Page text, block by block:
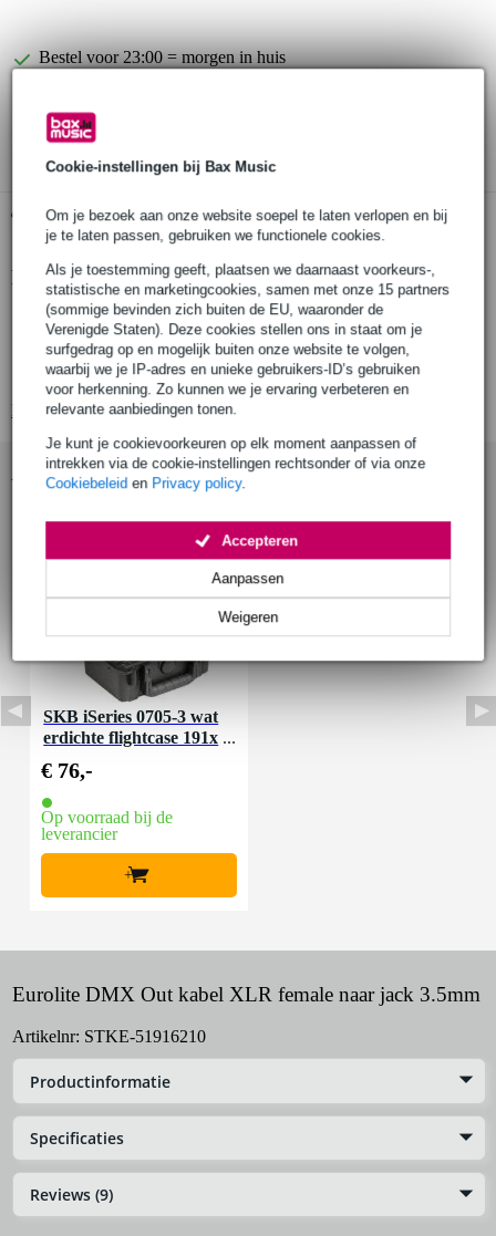
Cookie-instellingen bij Bax Music
Om je bezoek aan onze website soepel te laten verlopen en bij
je te laten passen, gebruiken we functionele cookies.
Als je toestemming geeft, plaatsen we daarnaast voorkeurs-,
statistische en marketingcookies, samen met onze 15 partners
(sommige bevinden zich buiten de EU, waaronder de
Verenigde Staten). Deze cookies stellen ons in staat om je
surfgedrag op en mogelijk buiten onze website te volgen,
waarbij we je IP-adres en unieke gebruikers-ID’s gebruiken
voor herkenning. Zo kunnen we je ervaring verbeteren en
relevante aanbiedingen tonen.
Je kunt je cookievoorkeuren op elk moment aanpassen of
intrekken via de cookie-instellingen rechtsonder of via onze
Cookiebeleid en Privacy policy.
Weigeren
Aanpassen
Accepteren
Bestel voor 23:00 = morgen in huis
3 jaar Bax Music garantie
Gratis ophalen in de winkel
Productinformatie
DMX kabel van XLR female naar jack 3.5mm
aansluitingen: XLR female naar jack 3.5mm
lengte: 1 meter
Bekijk alle productspecificaties
Accessoires (1)
SKB iSeries 0705-3 wat
erdichte flightcase 191x
€ 76,-
Op voorraad bij de
leverancier
+
Eurolite DMX Out kabel XLR female naar jack 3.5mm
Artikelnr: STKE-51916210
Productinformatie
Specificaties
Reviews (9)